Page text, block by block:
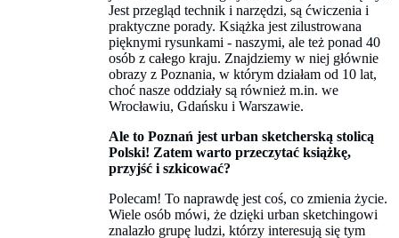
Jest przegląd technik i narzędzi, są ćwiczenia i
praktyczne porady. Książka jest zilustrowana
pięknymi rysunkami - naszymi, ale też ponad 40
osób z całego kraju. Znajdziemy w niej głównie
obrazy z Poznania, w którym działam od 10 lat,
choć nasze oddziały są również m.in. we
Wrocławiu, Gdańsku i Warszawie.
Ale to Poznań jest urban sketcherską stolicą
Polski! Zatem warto przeczytać książkę,
przyjść i szkicować?
Polecam! To naprawdę jest coś, co zmienia życie.
Wiele osób mówi, że dzięki urban sketchingowi
znalazło grupę ludzi, którzy interesują się tym